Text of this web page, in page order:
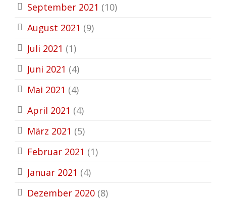
September 2021 (10)
August 2021 (9)
Juli 2021 (1)
Juni 2021 (4)
Mai 2021 (4)
April 2021 (4)
März 2021 (5)
Februar 2021 (1)
Januar 2021 (4)
Dezember 2020 (8)